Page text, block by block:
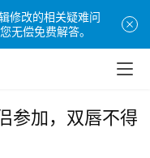
参加，双唇不得
修改的相关疑难问
无偿免费解答。